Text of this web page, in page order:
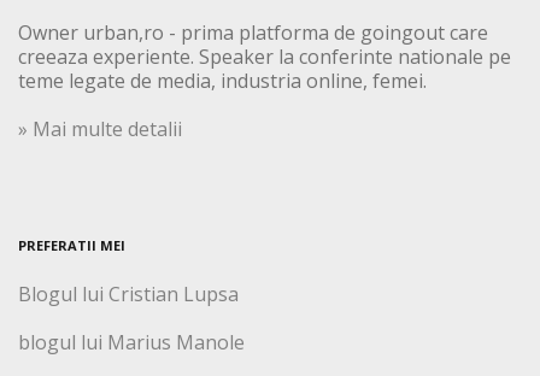
Owner urban,ro - prima platforma de goingout care
creeaza experiente. Speaker la conferinte nationale pe
teme legate de media, industria online, femei.
» Mai multe detalii
PREFERATII MEI
Blogul lui Cristian Lupsa
blogul lui Marius Manole